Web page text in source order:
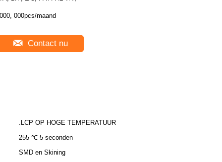
000pcs/maand
Contact nu
.LCP OP HOGE TEMPERATUUR
255 ℃ 5 seconden
SMD en Skining